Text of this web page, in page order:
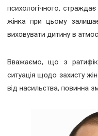
психологічного,
жінка при цьому
виховувати дитину в
Вважаємо, що з
ситуація щодо захисту
від насильства, повинна